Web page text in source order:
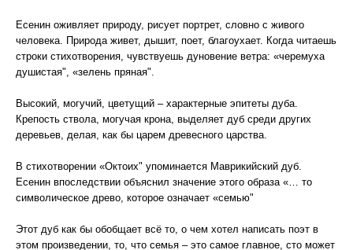
Есенин оживляет природу, рисует портрет, словно с живого
человека. Природа живет, дышит, поет, благоухает. Когда читаешь
строки стихотворения, чувствуешь дуновение ветра: «черемуха
душистая", «зелень пряная".
Высокий, могучий, цветущий – характерные эпитеты дуба.
Крепость ствола, могучая крона, выделяет дуб среди других
деревьев, делая, как бы царем древесного царства.
В стихотворении «Октоих" упоминается Маврикийский дуб.
Есенин впоследствии объяснил значение этого образа «… то
символическое древо, которое означает «семью"
Этот дуб как бы обобщает всё то, о чем хотел написать поэт в
этом произведении, то, что семья – это самое главное, сто может